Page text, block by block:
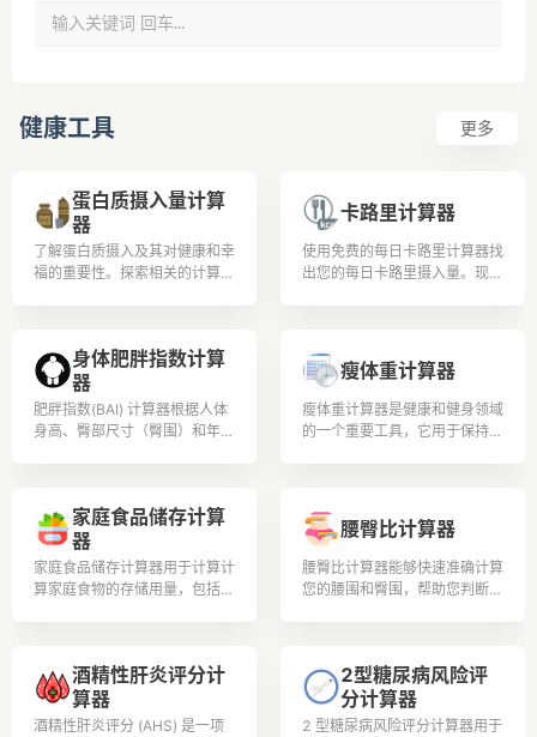
健康工具 更多
蛋白质摄入量计算
器
了解蛋白质摄入及其对健康和幸
福的重要性。探索相关的计算和
益处和来源
卡路里计算器
使用免费的每日卡路里计算器找
出您的每日卡路里摄入量。现在
身体肥胖指数计算
器
肥胖指数(BAI) 计算器根据人体
身高、臀部尺寸（臀围）和年龄
瘦体重计算器
瘦体重计算器是健康和健身领域
的一个重要工具，它用于保持身
家庭食品储存计算
器
家庭食品储存计算器用于计算计
算家庭食物的存储用量，包括小
腰臀比计算器
腰臀比计算器能够快速准确计算
您的腰围和臀围，帮助您判断身
酒精性肝炎评分计
算器
酒精性肝炎评分 (AHS) 是一项
2型糖尿病风险评
分计算器
2 型糖尿病风险评分计算器用于